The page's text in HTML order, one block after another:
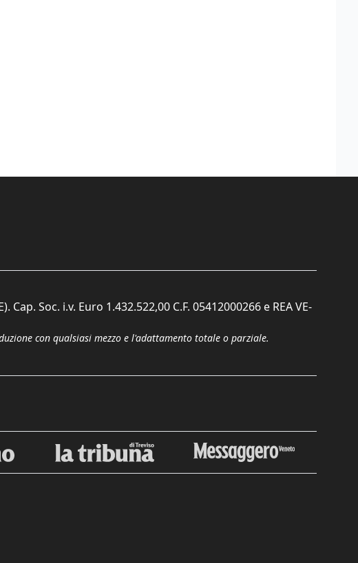
Soc. i.v. Euro 1.432.522,00 C.F. 05412000266 e REA VE-
con qualsiasi mezzo e l'adattamento totale o parziale.